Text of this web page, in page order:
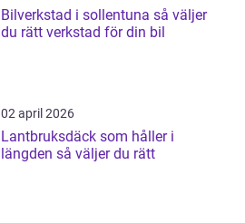
Bilverkstad i sollentuna så väljer
du rätt verkstad för din bil
02 april 2026
Lantbruksdäck som håller i
längden så väljer du rätt